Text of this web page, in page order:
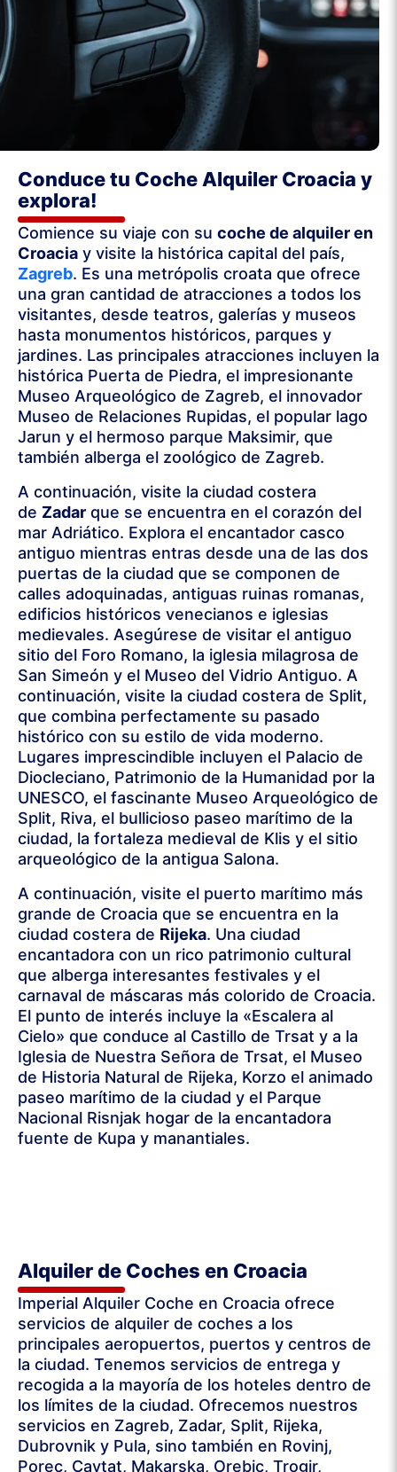
Conduce tu Coche Alquiler Croacia y
explora!
Comience su viaje con su coche de alquiler en
Croacia y visite la histórica capital del país,
Zagreb. Es una metrópolis croata que ofrece
una gran cantidad de atracciones a todos los
visitantes, desde teatros, galerías y museos
hasta monumentos históricos, parques y
jardines. Las principales atracciones incluyen la
histórica Puerta de Piedra, el impresionante
Museo Arqueológico de Zagreb, el innovador
Museo de Relaciones Rupidas, el popular lago
Jarun y el hermoso parque Maksimir, que
también alberga el zoológico de Zagreb.
A continuación, visite la ciudad costera
de Zadar que se encuentra en el corazón del
mar Adriático. Explora el encantador casco
antiguo mientras entras desde una de las dos
puertas de la ciudad que se componen de
calles adoquinadas, antiguas ruinas romanas,
edificios históricos venecianos e iglesias
medievales. Asegúrese de visitar el antiguo
sitio del Foro Romano, la iglesia milagrosa de
San Simeón y el Museo del Vidrio Antiguo. A
continuación, visite la ciudad costera de Split,
que combina perfectamente su pasado
histórico con su estilo de vida moderno.
Lugares imprescindible incluyen el Palacio de
Diocleciano, Patrimonio de la Humanidad por la
UNESCO, el fascinante Museo Arqueológico de
Split, Riva, el bullicioso paseo marítimo de la
ciudad, la fortaleza medieval de Klis y el sitio
arqueológico de la antigua Salona.
A continuación, visite el puerto marítimo más
grande de Croacia que se encuentra en la
ciudad costera de Rijeka. Una ciudad
encantadora con un rico patrimonio cultural
que alberga interesantes festivales y el
carnaval de máscaras más colorido de Croacia.
El punto de interés incluye la «Escalera al
Cielo» que conduce al Castillo de Trsat y a la
Iglesia de Nuestra Señora de Trsat, el Museo
de Historia Natural de Rijeka, Korzo el animado
paseo marítimo de la ciudad y el Parque
Nacional Risnjak hogar de la encantadora
fuente de Kupa y manantiales.
Alquiler de Coches en Croacia
Imperial Alquiler Coche en Croacia ofrece
servicios de alquiler de coches a los
principales aeropuertos, puertos y centros de
la ciudad. Tenemos servicios de entrega y
recogida a la mayoría de los hoteles dentro de
los límites de la ciudad. Ofrecemos nuestros
servicios en Zagreb, Zadar, Split, Rijeka,
Dubrovnik y Pula, sino también en Rovinj,
Porec, Cavtat, Makarska, Orebic, Trogir,